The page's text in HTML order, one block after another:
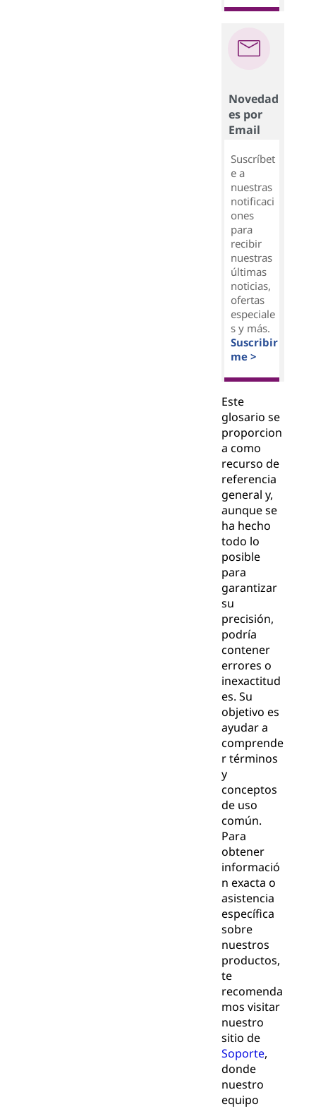
Novedad
es por
Email
Suscríbet
e a
nuestras
notificaci
ones
para
recibir
nuestras
últimas
noticias,
ofertas
especiale
s y más.
Suscribir
me >
Este
glosario se
proporcion
a como
recurso de
referencia
general y,
aunque se
ha hecho
todo lo
posible
para
garantizar
su
precisión,
podría
contener
errores o
inexactitud
es. Su
objetivo es
ayudar a
comprende
r términos
y
conceptos
de uso
común.
Para
obtener
informació
n exacta o
asistencia
específica
sobre
nuestros
productos,
te
recomenda
mos visitar
nuestro
sitio de
Soporte,
donde
nuestro
equipo